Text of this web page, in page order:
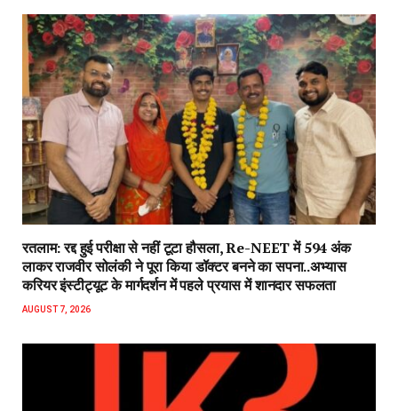
रतलाम: रद्द हुई परीक्षा से नहीं टूटा हौसला, Re-NEET में 594 अंक
लाकर राजवीर सोलंकी ने पूरा किया डॉक्टर बनने का सपना..अभ्यास
करियर इंस्टीट्यूट के मार्गदर्शन में पहले प्रयास में शानदार सफलता
AUGUST 7, 2026